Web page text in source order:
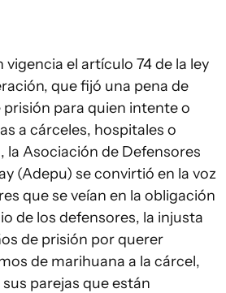
el artículo 74 de la ley
que fijó una pena de
prisión para quien intente o
a cárceles, hospitales o
Asociación de Defensores
(Adepu) se convirtió en la voz
que se veían en la obligación
de los defensores, la injusta
de prisión por querer
de marihuana a la cárcel,
parejas que están